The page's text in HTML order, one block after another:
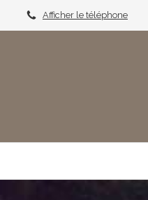
Afficher le téléphone